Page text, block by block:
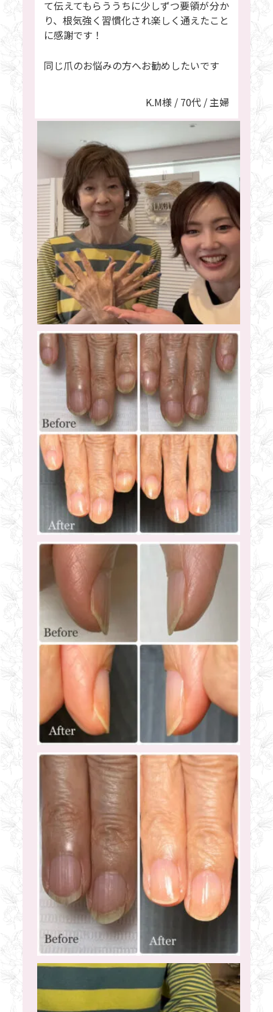
て伝えてもらううちに少しずつ要領が分か
り、根気強く習慣化され楽しく通えたこと
に感謝です！
同じ爪のお悩みの方へお勧めしたいです
K.M様 / 70代 / 主婦